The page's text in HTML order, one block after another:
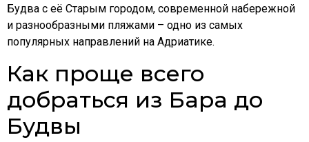
Будва с её Старым городом, современной набережной
и разнообразными пляжами – одно из самых
популярных направлений на Адриатике.
Как проще всего
добраться из Бара до
Будвы